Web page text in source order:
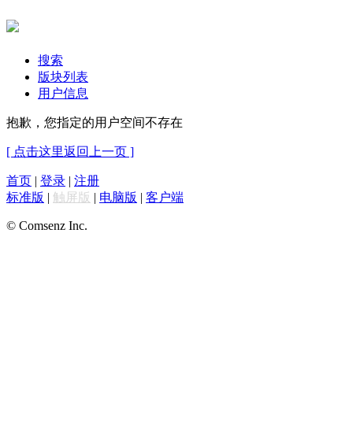
搜索
版块列表
用户信息
抱歉，您指定的用户空间不存在
[ 点击这里返回上一页 ]
首页 | 登录 | 注册
标准版 | 触屏版 | 电脑版 | 客户端
© Comsenz Inc.